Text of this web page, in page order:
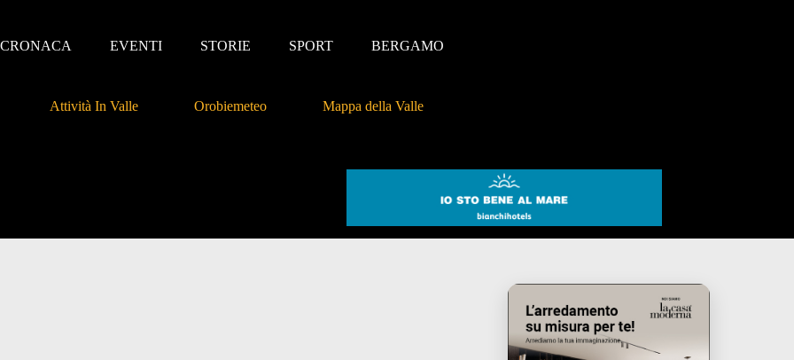
CRONACA EVENTI STORIE SPORT BERGAMO
Attività In Valle Orobiemeteo Mappa della Valle